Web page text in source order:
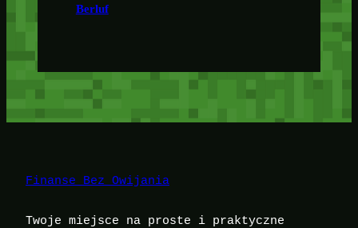
Berluf
Finanse Bez Owijania
Twoje miejsce na proste i praktyczne